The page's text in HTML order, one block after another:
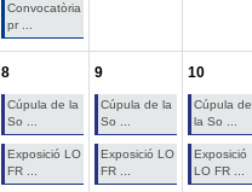
Convocatòria
pr ...
8
Cúpula de la
So ...
Exposició LO
FR ...
9
Cúpula de la
So ...
Exposició LO
FR ...
10
Cúpula de
la So ...
Exposició
LO FR ...